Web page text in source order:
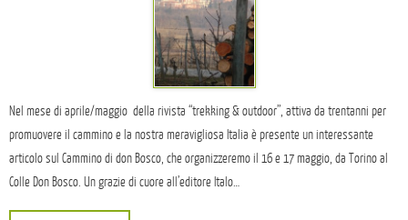
Nel mese di aprile/maggio della rivista “trekking & outdoor”, attiva da trentanni per
promuovere il cammino e la nostra meravigliosa Italia è presente un interessante
articolo sul Cammino di don Bosco, che organizzeremo il 16 e 17 maggio, da Torino al
Colle Don Bosco. Un grazie di cuore all’editore Italo…